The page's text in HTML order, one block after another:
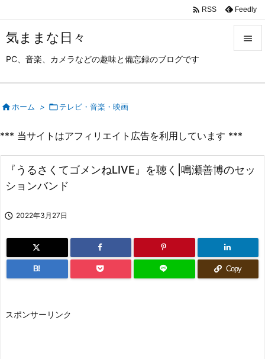
気ままな日々
PC、音楽、カメラなどの趣味と備忘録のブログです

前へ

次へ
 RSS Feedly
ホーム > テレビ・音楽・映画
*** 当サイトはアフィリエイト広告を利用しています ***
『うるさくてゴメンねLIVE』を聴く|鳴瀬善博のセッ
ションバンド
 2022年3月27日
B! Copy
スポンサーリンク